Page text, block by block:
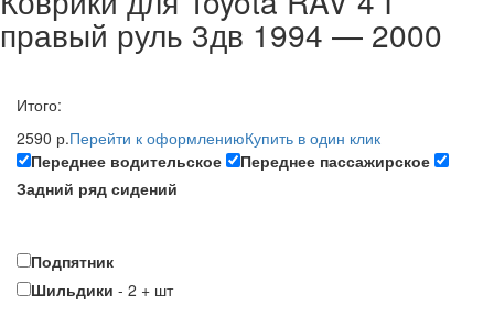
правый руль 3дв 1994 — 2000
Итого:
2590 р.Перейти к оформлениюКупить в один клик
Переднее водительское
Переднее пассажирское
Задний ряд сидений
Подпятник
Шильдики - 2 + шт